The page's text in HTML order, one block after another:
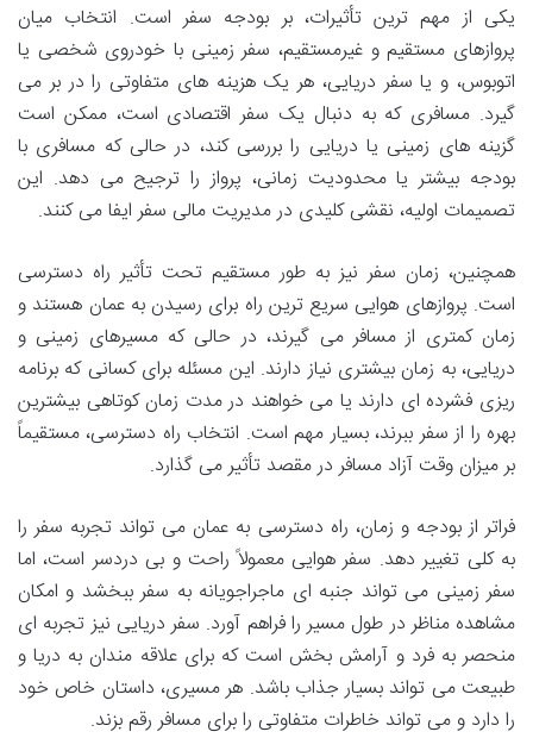
یکی از مهم ترین تأثیرات، بر بودجه سفر است. انتخاب میان
پروازهای مستقیم و غیرمستقیم، سفر زمینی با خودروی شخصی یا
اتوبوس، و یا سفر دریایی، هر یک هزینه های متفاوتی را در بر می
گیرد. مسافری که به دنبال یک سفر اقتصادی است، ممکن است
گزینه های زمینی یا دریایی را بررسی کند، در حالی که مسافری با
بودجه بیشتر یا محدودیت زمانی، پرواز را ترجیح می دهد. این
تصمیمات اولیه، نقشی کلیدی در مدیریت مالی سفر ایفا می کنند.
همچنین، زمان سفر نیز به طور مستقیم تحت تأثیر راه دسترسی
است. پروازهای هوایی سریع ترین راه برای رسیدن به عمان هستند و
زمان کمتری از مسافر می گیرند، در حالی که مسیرهای زمینی و
دریایی، به زمان بیشتری نیاز دارند. این مسئله برای کسانی که برنامه
ریزی فشرده ای دارند یا می خواهند در مدت زمان کوتاهی بیشترین
بهره را از سفر ببرند، بسیار مهم است. انتخاب راه دسترسی، مستقیماً
بر میزان وقت آزاد مسافر در مقصد تأثیر می گذارد.
فراتر از بودجه و زمان، راه دسترسی به عمان می تواند تجربه سفر را
به کلی تغییر دهد. سفر هوایی معمولاً راحت و بی دردسر است، اما
سفر زمینی می تواند جنبه ای ماجراجویانه به سفر ببخشد و امکان
مشاهده مناظر در طول مسیر را فراهم آورد. سفر دریایی نیز تجربه ای
منحصر به فرد و آرامش بخش است که برای علاقه مندان به دریا و
طبیعت می تواند بسیار جذاب باشد. هر مسیری، داستان خاص خود
را دارد و می تواند خاطرات متفاوتی را برای مسافر رقم بزند.